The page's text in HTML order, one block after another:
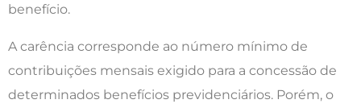
benefício.
A carência corresponde ao número mínimo de
contribuições mensais exigido para a concessão de
determinados benefícios previdenciários. Porém, o